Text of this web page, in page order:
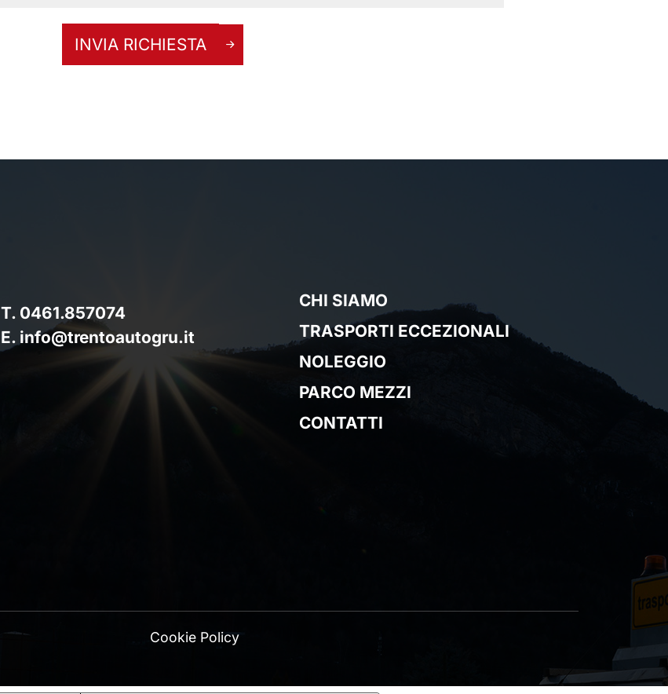
INVIA RICHIESTA
T. 0461.857074
E. info@trentoautogru.it
CHI SIAMO
TRASPORTI ECCEZIONALI
NOLEGGIO
PARCO MEZZI
CONTATTI
Cookie Policy